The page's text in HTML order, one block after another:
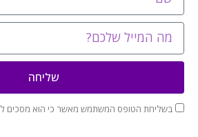
בשליחת הטופס המשתמש מאשר כי הוא מסכים ל
שליחה